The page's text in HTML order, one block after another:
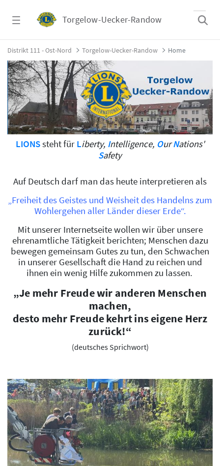
Torgelow-Uecker-Randow
Home - Torgelow-Uecker-Randow
Distrikt 111 - Ost-Nord Torgelow-Uecker-Randow Home
LIONSsteht für Liberty, Intelligence, OurNations'
Safety
Auf Deutsch darf man das heute interpretieren als
„Freiheit des Geistes und Weisheit des Handelns zum
Wohlergehen aller Länder dieser Erde“.
Mit unserer Internetseite wollen wir über unsere
ehrenamtliche Tätigkeit berichten; Menschen dazu
bewegen gemeinsam Gutes zu tun, den Schwachen
in unserer Gesellschaft die Hand zu reichen und
ihnen ein wenig Hilfe zukommen zu lassen.
„Je mehr Freude wir anderen Menschen
machen,
desto mehr Freude kehrt ins eigene Herz
zurück!“
(deutsches Sprichwort)